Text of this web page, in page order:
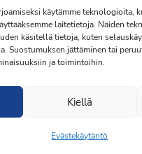
käytämme teknologioita,
laitetietoja. Näiden
käsitellä tietoja, kuten
Suostumuksen jättäminen tai
ja toimintoihin.
Kiellä
Evästekäytäntö